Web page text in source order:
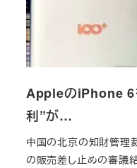
AppleのiPhone 6
利”が…
中国の北京の知財管
の販売差し止めの審議